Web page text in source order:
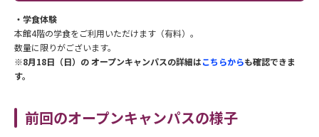
・学食体験
本館4階の学食をご利用いただけます（有料）。
数量に限りがございます。
※8月18日（日）の オープンキャンパスの詳細はこちらからも確認できま
す。
前回のオープンキャンパスの様子